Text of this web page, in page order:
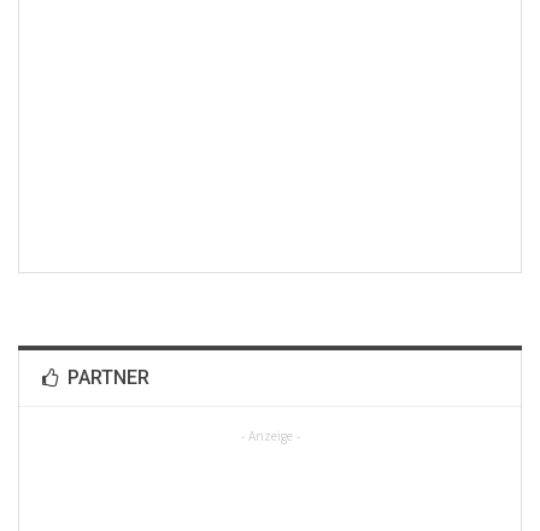
PARTNER
- Anzeige -